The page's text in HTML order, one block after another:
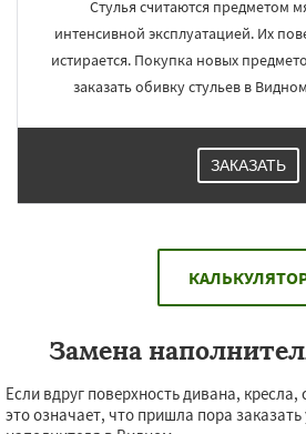
Стулья считаются предметом
интенсивной эксплуатацией. Их
истирается. Покупка новых
заказать обивку стульев в
ЗАКАЗАТЬ
Замена
Если вдруг поверхность дивана, кресла,
это означает, что пришла пора заказать